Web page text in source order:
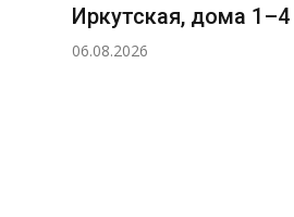
Иркутская, дома 1–4
06.08.2026